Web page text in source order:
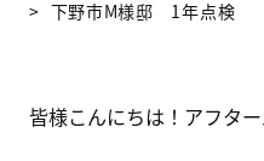
下野市M様邸 1年点検
皆様こんにちは！アフタ